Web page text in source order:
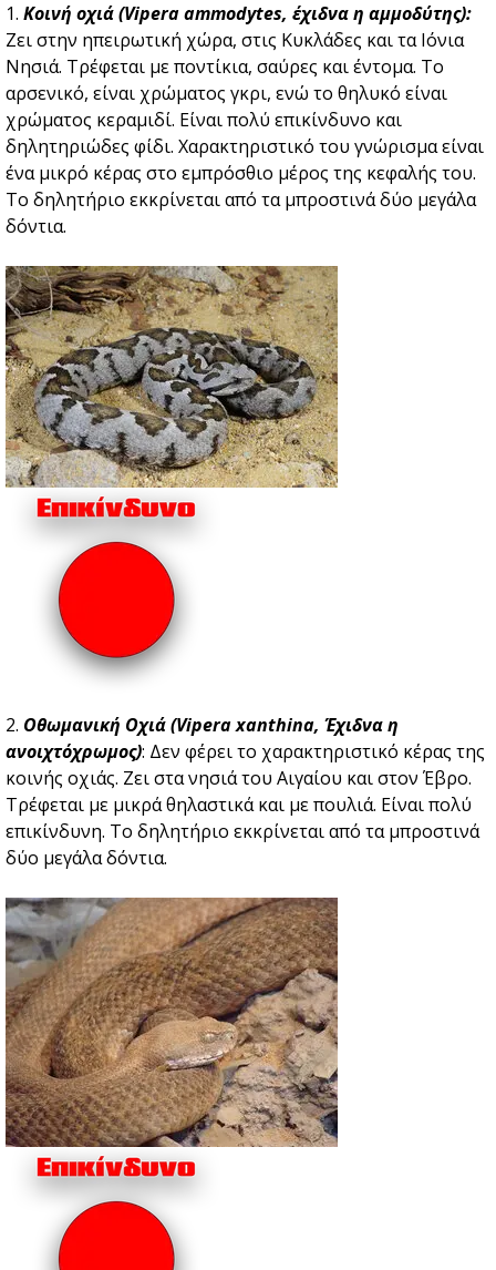
1. Κοινή οχιά (Vipera ammodytes, έχιδνα η αμμοδύτης):
Ζει στην ηπειρωτική χώρα, στις Κυκλάδες και τα Ιόνια
Νησιά. Τρέφεται με ποντίκια, σαύρες και έντομα. Το
αρσενικό, είναι χρώματος γκρι, ενώ το θηλυκό είναι
χρώματος κεραμιδί. Είναι πολύ επικίνδυνο και
δηλητηριώδες φίδι. Χαρακτηριστικό του γνώρισμα είναι
ένα μικρό κέρας στο εμπρόσθιο μέρος της κεφαλής του.
Το δηλητήριο εκκρίνεται από τα μπροστινά δύο μεγάλα
δόντια.
2. Οθωμανική Οχιά (Vipera xanthina, Έχιδνα η
ανοιχτόχρωμος): Δεν φέρει το χαρακτηριστικό κέρας της
κοινής οχιάς. Ζει στα νησιά του Αιγαίου και στον Έβρο.
Τρέφεται με μικρά θηλαστικά και με πουλιά. Είναι πολύ
επικίνδυνη. Το δηλητήριο εκκρίνεται από τα μπροστινά
δύο μεγάλα δόντια.